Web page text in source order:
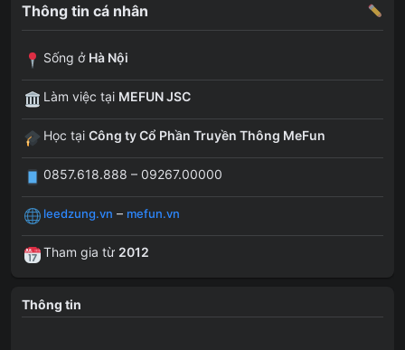
Thông tin cá nhân
Sống ở Hà Nội
Làm việc tại MEFUN JSC
Học tại Công ty Cổ Phần Truyền Thông MeFun
0857.618.888 – 09267.00000
leedzung.vn – mefun.vn
Tham gia từ 2012
Thông tin